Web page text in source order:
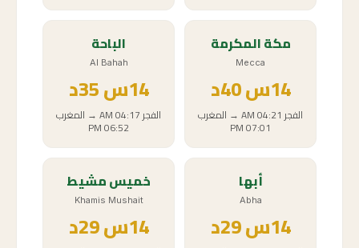
مكة المكرمة
Mecca
14س40د
الفجر 04:21 AM
→ المغرب
07:01 PM
الباحة
Al Bahah
14س
الفجر04:17 AM
→ المغرب
06:52 PM
أبها
Abha
14س29د
خميس مشيط
Khamis Mushait
14س29د